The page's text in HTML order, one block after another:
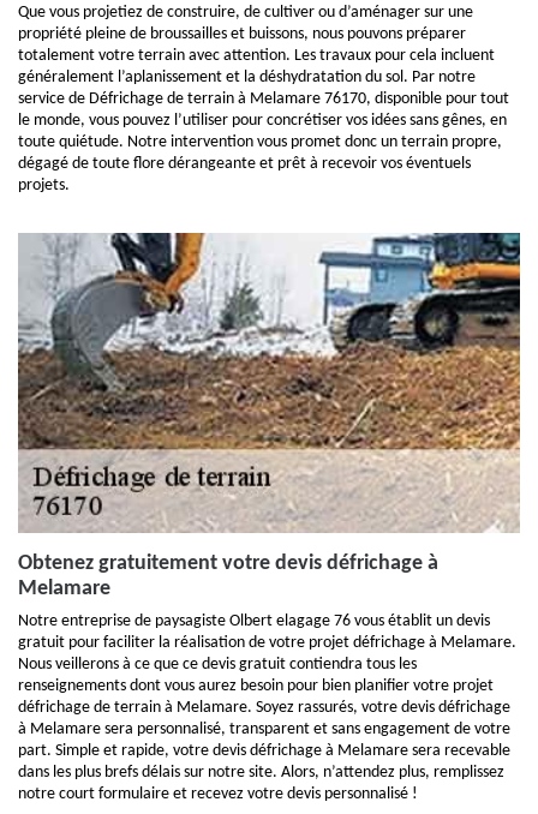
Que vous projetiez de construire, de cultiver ou d’aménager sur une
propriété pleine de broussailles et buissons, nous pouvons préparer
totalement votre terrain avec attention. Les travaux pour cela incluent
généralement l’aplanissement et la déshydratation du sol. Par notre
service de Défrichage de terrain à Melamare 76170, disponible pour tout
le monde, vous pouvez l’utiliser pour concrétiser vos idées sans gênes, en
toute quiétude. Notre intervention vous promet donc un terrain propre,
dégagé de toute flore dérangeante et prêt à recevoir vos éventuels
projets.
Obtenez gratuitement votre devis défrichage à
Melamare
Notre entreprise de paysagiste Olbert elagage 76 vous établit un devis
gratuit pour faciliter la réalisation de votre projet défrichage à Melamare.
Nous veillerons à ce que ce devis gratuit contiendra tous les
renseignements dont vous aurez besoin pour bien planifier votre projet
défrichage de terrain à Melamare. Soyez rassurés, votre devis défrichage
à Melamare sera personnalisé, transparent et sans engagement de votre
part. Simple et rapide, votre devis défrichage à Melamare sera recevable
dans les plus brefs délais sur notre site. Alors, n’attendez plus, remplissez
notre court formulaire et recevez votre devis personnalisé !